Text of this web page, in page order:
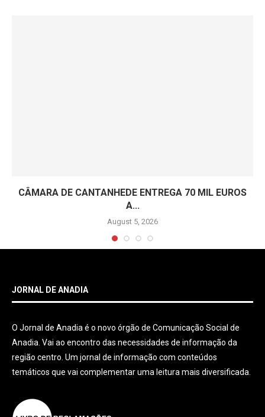
CÂMARA DE CANTANHEDE ENTREGA 70 MIL EUROS
A...
August 5, 2026
JORNAL DE ANADIA
O Jornal de Anadia é o novo órgão de Comunicação Social de
Anadia. Vai ao encontro das necessidades de informação da
região centro. Um jornal de informação com conteúdos
temáticos que vai complementar uma leitura mais diversificada.